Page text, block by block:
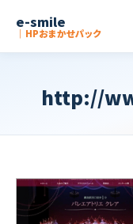
e-smile
｜HPおまかせパック
http://